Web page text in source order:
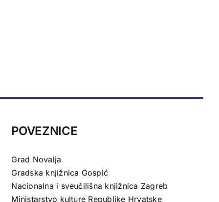
POVEZNICE
Grad Novalja
Gradska knjižnica Gospić
Nacionalna i sveučilišna knjižnica Zagreb
Ministarstvo kulture Republike Hrvatske